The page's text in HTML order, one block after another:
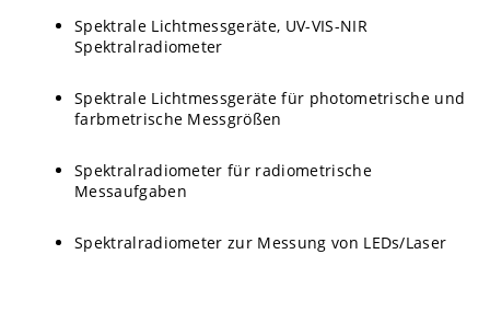
Spektrale Lichtmessgeräte, UV-VIS-NIR
Spektralradiometer
Spektrale Lichtmessgeräte für photometrische und
farbmetrische Messgrößen
Spektralradiometer für radiometrische
Messaufgaben
Spektralradiometer zur Messung von LEDs/Laser